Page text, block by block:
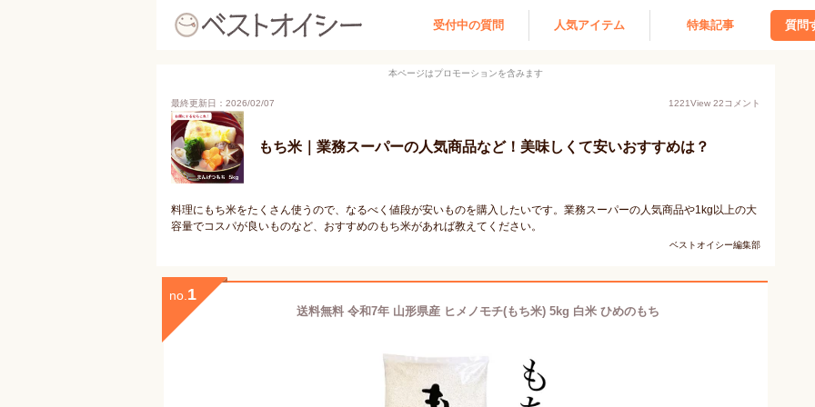
受付中の質問 人気アイテム 特集記事 質問
本ページはプロモーションを含みます
最終更新日：2026/02/07 1221View 22コメント
もち米｜業務スーパーの人気商品など！美味しくて安いおすすめは？
料理にもち米をたくさん使うので、なるべく値段が安いものを購入したいです。業務スーパーの人気商品や1kg以上の大
容量でコスパが良いものなど、おすすめのもち米があれば教えてください。
ベストオイシー編集部
no. 1
送料無料 令和7年 山形県産 ヒメノモチ(もち米) 5kg 白米 ひめのもち